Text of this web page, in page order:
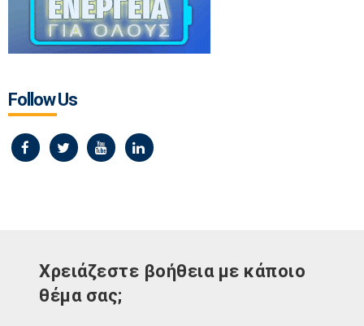
Follow Us
Χρειάζεστε βοήθεια με κάποιο
θέμα σας;